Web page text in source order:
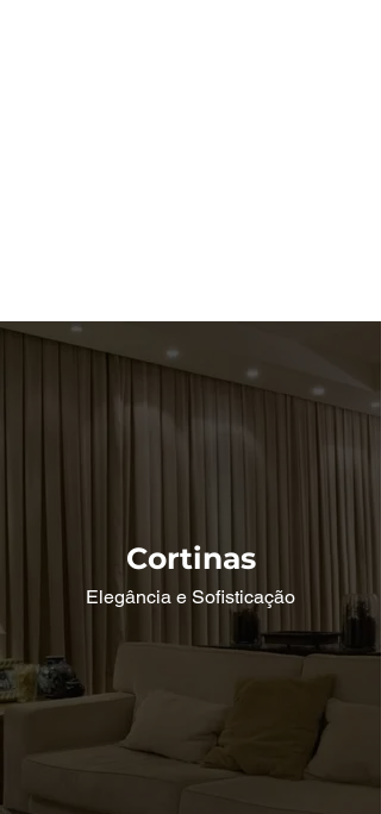
Cortinas
Elegância e Sofisticação